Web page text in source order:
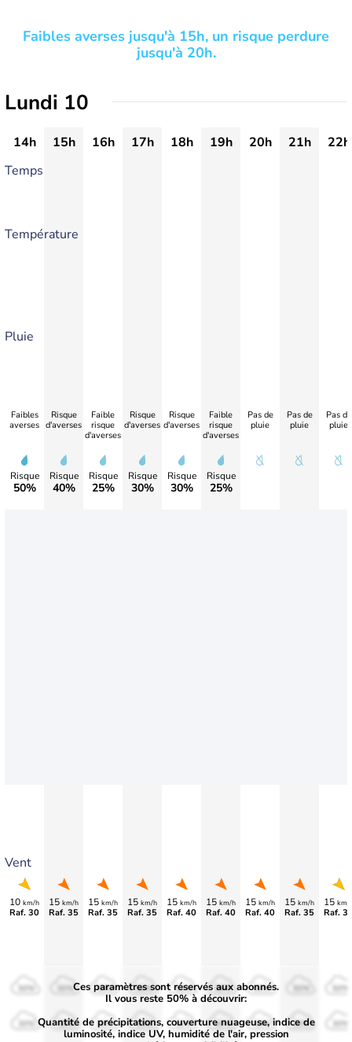
Faibles averses jusqu'à 15h, un risque perdure
jusqu'à 20h.
Lundi 10
14h 15h 16h 17h 18h 19h 20h 21h
22h
Temps
Température
Pluie
Vent
Faibles
averses
Risque
50%
10 km/h
Raf. 30
Risque
d'averses
Risque
40%
15 km/h
Raf. 35
Faible
risque
d'averses
Risque
25%
15 km/h
Raf. 35
Risque
d'averses
Risque
30%
15 km/h
Raf. 35
Risque
d'averses
Risque
30%
15 km/h
Raf. 40
Faible
risque
d'averses
Risque
25%
15 km/h
Raf. 40
Pas de
pluie
15 km/h
Raf. 40
Pas de
pluie
15 km/h
Raf. 35
Pas de
pluie
15 km/
Raf.
50%
30%
50%
30%
50%
30%
50%
30%
50%
30%
50%
30%
50%
30% 30% 30%
Ces paramètres sont réservés aux abonnés.
Il vous reste 50% à découvrir:
Quantité de précipitations, couverture nuageuse, indice de
luminosité, indice UV, humidité de l'air, pression